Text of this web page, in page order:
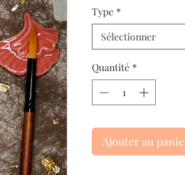
Type *
Sélectionner
Quantité *
Ajouter au